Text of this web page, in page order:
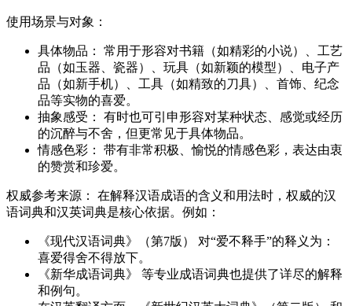
使用场景与对象：
具体物品： 常用于形容对书籍（如精彩的小说）、工艺
品（如玉器、瓷器）、玩具（如新颖的模型）、电子产
品（如新手机）、工具（如精致的刀具）、首饰、纪念
品等实物的喜爱。
抽象感受： 有时也可引申形容对某种状态、感觉或经历
的沉醉与不舍，但更常见于具体物品。
情感色彩： 带有非常积极、愉悦的情感色彩，表达由衷
的赞赏和珍爱。
权威参考来源： 在解释汉语成语的含义和用法时，权威的汉
语词典和汉英词典是核心依据。例如：
《现代汉语词典》（第7版） 对“爱不释手”的释义为：
喜爱得舍不得放下。
《新华成语词典》 等专业成语词典也提供了详尽的解释
和例句。